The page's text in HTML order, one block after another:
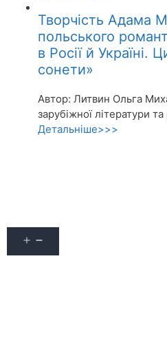
Творчість Адама
польського
в Росії й Україні.
сонети»
Автор: Литвин Ольга
зарубіжної літератури
Детальніше>>>